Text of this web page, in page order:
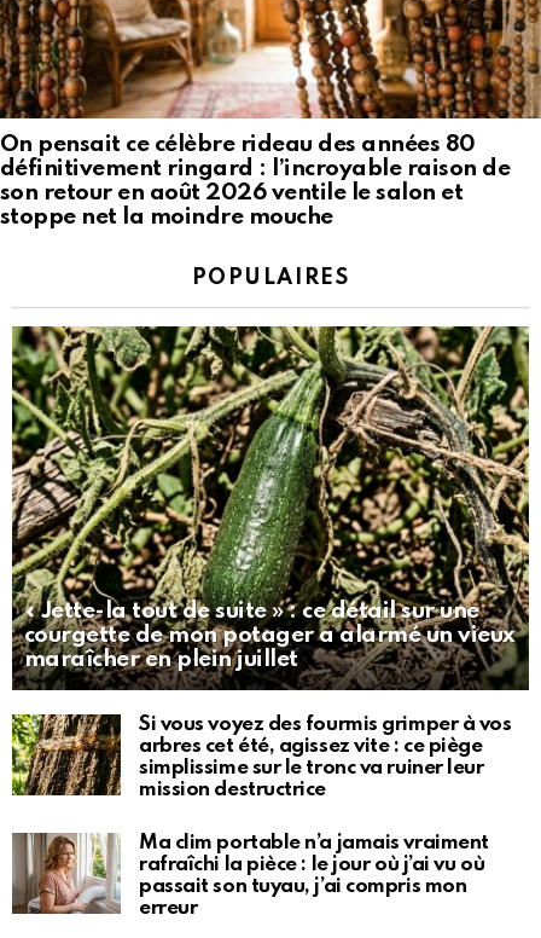
On pensait ce célèbre rideau des années 80
définitivement ringard : l’incroyable raison de
son retour en août 2026 ventile le salon et
stoppe net la moindre mouche
POPULAIRES
« Jette-la tout de suite » : ce détail sur une
courgette de mon potager a alarmé un vieux
maraîcher en plein juillet
Si vous voyez des fourmis grimper à vos
arbres cet été, agissez vite : ce piège
simplissime sur le tronc va ruiner leur
mission destructrice
Ma clim portable n’a jamais vraiment
rafraîchi la pièce : le jour où j’ai vu où
passait son tuyau, j’ai compris mon
erreur